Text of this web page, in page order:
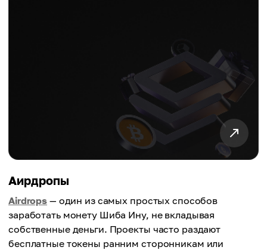
Аирдропы
Airdrops — один из самых простых способов
заработать монету Шиба Ину, не вкладывая
собственные деньги. Проекты часто раздают
бесплатные токены ранним сторонникам или